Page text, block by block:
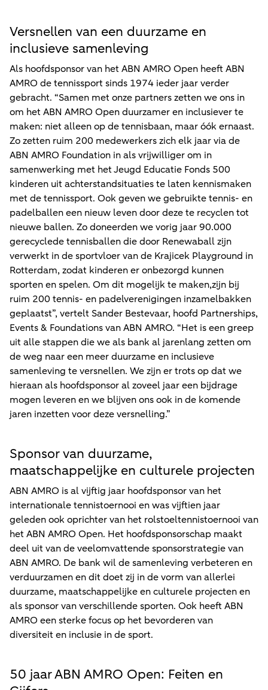
Versnellen van een duurzame en
inclusieve samenleving
Als hoofdsponsor van het ABN AMRO Open heeft ABN
AMRO de tennissport sinds 1974 ieder jaar verder
gebracht. “Samen met onze partners zetten we ons in
om het ABN AMRO Open duurzamer en inclusiever te
maken: niet alleen op de tennisbaan, maar óók ernaast.
Zo zetten ruim 200 medewerkers zich elk jaar via de
ABN AMRO Foundation in als vrijwilliger om in
samenwerking met het Jeugd Educatie Fonds 500
kinderen uit achterstandsituaties te laten kennismaken
met de tennissport. Ook geven we gebruikte tennis- en
padelballen een nieuw leven door deze te recyclen tot
nieuwe ballen. Zo doneerden we vorig jaar 90.000
gerecyclede tennisballen die door Renewaball zijn
verwerkt in de sportvloer van de Krajicek Playground in
Rotterdam, zodat kinderen er onbezorgd kunnen
sporten en spelen. Om dit mogelijk te maken,zijn bij
ruim 200 tennis- en padelverenigingen inzamelbakken
geplaatst”, vertelt Sander Bestevaar, hoofd Partnerships,
Events & Foundations van ABN AMRO. “Het is een greep
uit alle stappen die we als bank al jarenlang zetten om
de weg naar een meer duurzame en inclusieve
samenleving te versnellen. We zijn er trots op dat we
hieraan als hoofdsponsor al zoveel jaar een bijdrage
mogen leveren en we blijven ons ook in de komende
jaren inzetten voor deze versnelling.”
Sponsor van duurzame,
maatschappelijke en culturele projecten
ABN AMRO is al vijftig jaar hoofdsponsor van het
internationale tennistoernooi en was vijftien jaar
geleden ook oprichter van het rolstoeltennistoernooi van
het ABN AMRO Open. Het hoofdsponsorschap maakt
deel uit van de veelomvattende sponsorstrategie van
ABN AMRO. De bank wil de samenleving verbeteren en
verduurzamen en dit doet zij in de vorm van allerlei
duurzame, maatschappelijke en culturele projecten en
als sponsor van verschillende sporten. Ook heeft ABN
AMRO een sterke focus op het bevorderen van
diversiteit en inclusie in de sport.
50 jaar ABN AMRO Open: Feiten en